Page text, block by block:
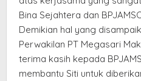
Bina Sejahtera dan
Demikian hal yang
Perwakilan PT Megasari
terima kasih kepada
membantu Siti untuk